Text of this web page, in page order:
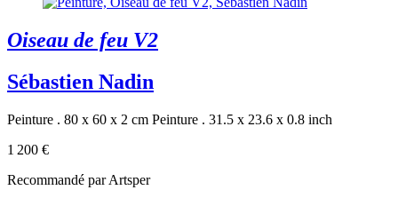
Oiseau de feu V2
Sébastien Nadin
Peinture . 80 x 60 x 2 cm Peinture . 31.5 x 23.6 x 0.8 inch
1 200 €
Recommandé par Artsper